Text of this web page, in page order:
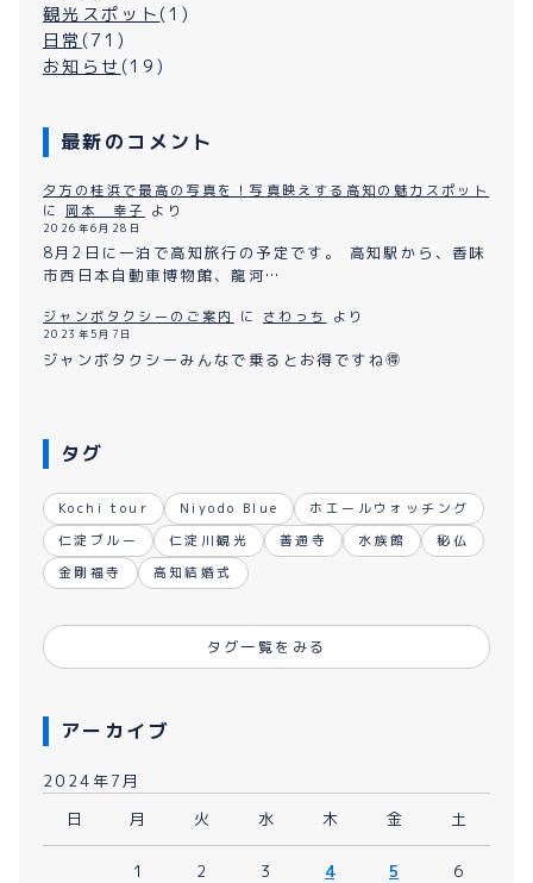
観光スポット (1)
日常 (71)
お知らせ (19)
最新のコメント
夕方の桂浜で最高の写真を！写真映えする高知の魅力スポット
に 岡本 幸子 より
2026年6月28日
8月2日に一泊で高知旅行の予定です。 高知駅から、香味
市西日本自動車博物館、龍河…
ジャンボタクシーのご案内 に さわっち より
2023年5月7日
ジャンボタクシーみんなで乗るとお得ですね🉐
タグ
Kochi tour Niyodo Blue
ホエールウォッチング
仁淀ブルー
仁淀川観光 善通寺 水族館
秘仏
金剛福寺
高知結婚式
タグ一覧をみる
アーカイブ
2024年7月
日
月 火 水 木 金 土
1 2 3 4 5 6